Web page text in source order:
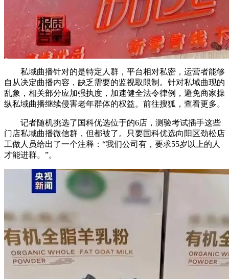
私域曲播针对的是特定人群，平台相对私密，运营者能够
自从决定曲播内容，缺乏需要的监视取限制。针对私域曲现的
乱象，相关部分应加强执度，加速健全法令律例，避免商家操
纵私域曲播继续侵害老年群体的权益。前往搜狐，查看更多。
记者随机挑选了国科优选位于的6店，测验考试插手这些
门店私域曲播微信群，但都被了。只要国科优选向阳区劲松店
工做人员给出了一个注释：“我们公司有，要求55岁以上的人
才能进群。”。